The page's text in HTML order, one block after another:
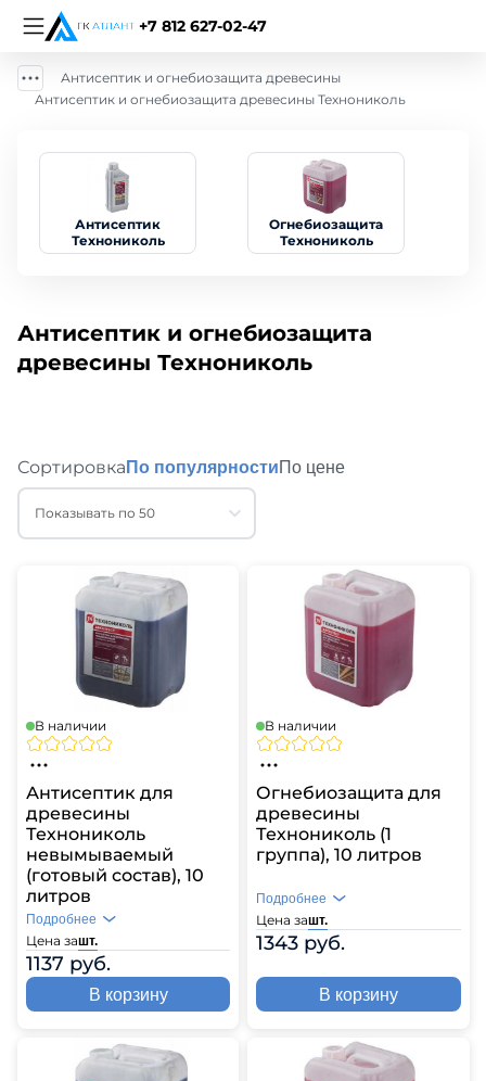
+7 812 627-02-47
Антисептик и огнебиозащита древесины
Антисептик и огнебиозащита древесины Технониколь
Антисептик
Технониколь
Огнебиозащита
Технониколь
Антисептик и огнебиозащита
древесины Технониколь
Сортировка По популярностиПо цене
Показывать по 50
В наличии
Антисептик для
древесины
Технониколь
невымываемый
(готовый состав), 10
литров
Цена зашт.
1137 руб.
Подробнее
В корзину
В наличии
Огнебиозащита для
древесины
Технониколь (1
группа), 10 литров
Цена зашт.
1343 руб.
Подробнее
В корзину